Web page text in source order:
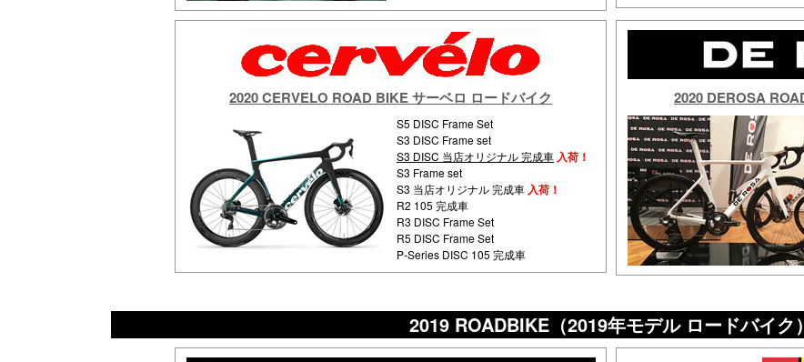
2020 CERVELO ROAD BIKE サーベロ ロードバイク
S5 DISC Frame Set
S3 DISC Frame set
S3 DISC 当店オリジナル 完成車 入荷！
S3 Frame set
S3 当店オリジナル 完成車 入荷！
R2 105 完成車
R3 DISC Frame Set
R5 DISC Frame Set
P-Series DISC 105 完成車
2020 DEROSA
2019 ROADBIKE（2019年モデル ロードバイク）